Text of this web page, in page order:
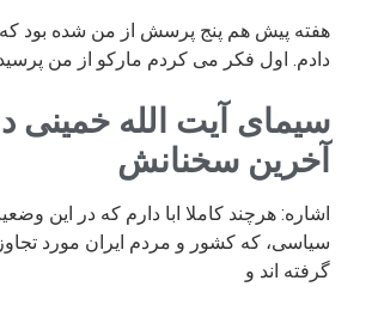
هفته پیش هم پنج پرسش از من شده بود که
دادم. اول فکر می کردم مارکو از من
سیمای آیت الله خمینی
آخرین سخنانش
اشاره: هرچند کاملا ابا دارم که در این
سیاسی، که کشور و مردم ایران مورد
گرفته اند و